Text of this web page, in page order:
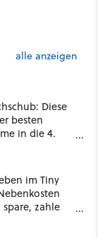
alle anzeigen
Diese
besten
in die 4.
im Tiny
zahle